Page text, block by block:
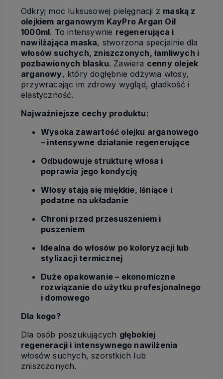
Odkryj moc luksusowej pielęgnacji z maską z
olejkiem arganowym KayPro Argan Oil
1000ml. To intensywnie regenerująca i
nawilżająca maska, stworzona specjalnie dla
włosów suchych, zniszczonych, łamliwych i
pozbawionych blasku. Zawiera cenny olejek
arganowy, który dogłębnie odżywia włosy,
przywracając im zdrowy wygląd, gładkość i
elastyczność.
Najważniejsze cechy produktu:
Wysoka zawartość olejku arganowego
– intensywne działanie regenerujące
Odbudowuje strukturę włosa i
poprawia jego kondycję
Włosy stają się miękkie, lśniące i
podatne na układanie
Chroni przed przesuszeniem i
puszeniem
Idealna do włosów po koloryzacji lub
stylizacji termicznej
Duże opakowanie – ekonomiczne
rozwiązanie do użytku profesjonalnego
i domowego
Dla kogo?
Dla osób poszukujących głębokiej
regeneracji i intensywnego nawilżenia
włosów suchych, szorstkich lub
zniszczonych.